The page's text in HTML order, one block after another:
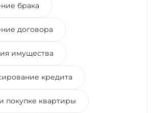
брака
договора
имущества
кредита
покупке квартиры